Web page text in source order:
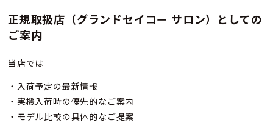
正規取扱店（グランドセイコー サロン）としての
ご案内
当店では
・入荷予定の最新情報
・実機入荷時の優先的なご案内
・モデル比較の具体的なご提案